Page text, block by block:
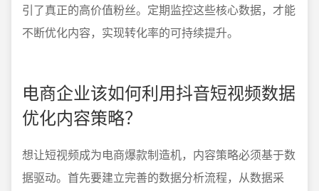
引了真正的高价值粉丝。定期监控这些核心数据，才能
不断优化内容，实现转化率的可持续提升。
电商企业该如何利用抖音短视频数据
优化内容策略？
想让短视频成为电商爆款制造机，内容策略必须基于数
据驱动。首先要建立完善的数据分析流程，从数据采